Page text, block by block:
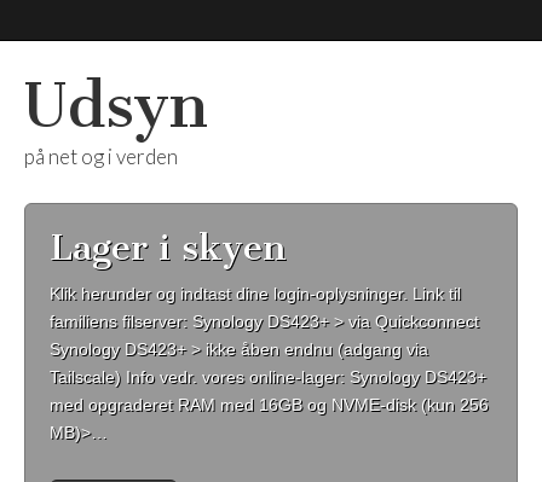
Udsyn
på net og i verden
Lager i skyen
Klik herunder og indtast dine login-oplysninger. Link til
familiens filserver: Synology DS423+ > via Quickconnect
Synology DS423+ > ikke åben endnu (adgang via
Tailscale) Info vedr. vores online-lager: Synology DS423+
med opgraderet RAM med 16GB og NVME-disk (kun 256
MB)>…